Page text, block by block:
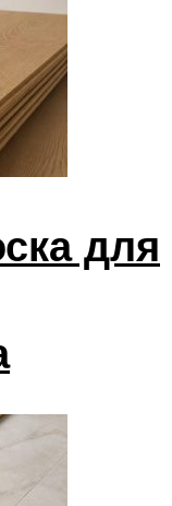
для